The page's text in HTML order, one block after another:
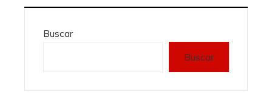
Buscar
Buscar